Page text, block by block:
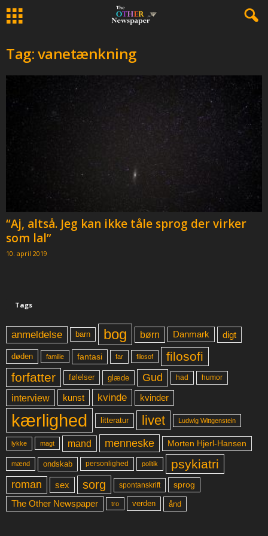
Tag: vanetænkning
“Aj, altså. Jeg kan ikke tåle sprog der virker
som lal”
10. april 2019
Tags
anmeldelse barn bog børn Danmark digt
døden familie fantasi far filosof
filosofi
forfatter
følelser glæde Gud had humor
interview kunst kvinde kvinder
kærlighed litteratur livet Ludwig Wittgenstein
lykke magt mand menneske Morten Hjerl-Hansen
mænd ondskab personlighed politik psykiatri
roman sex sorg spontanskrift sprog
The Other Newspaper tro verden ånd